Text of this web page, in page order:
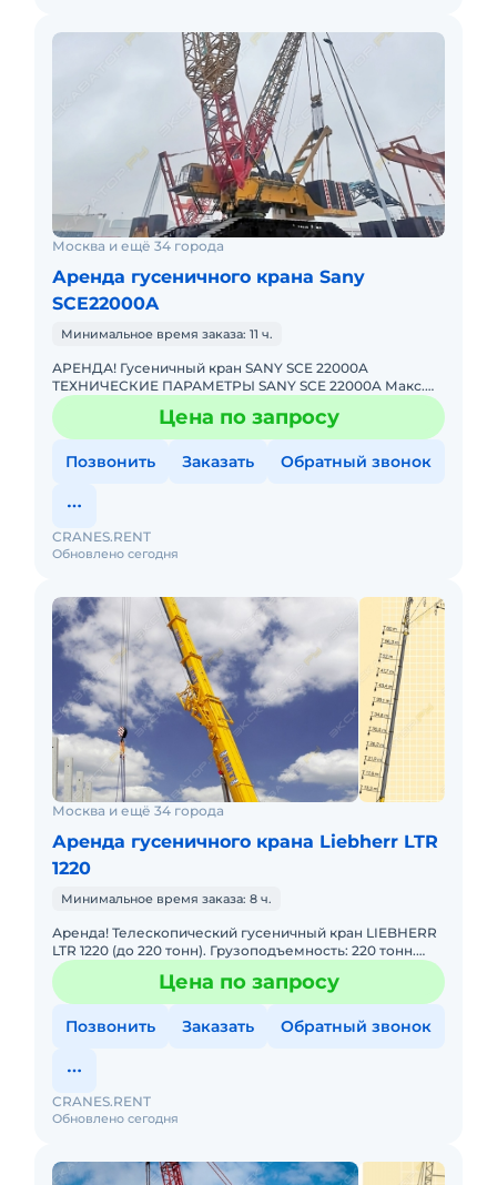
Москва и ещё 34 города
Аренда гусеничного крана Sany
SCE22000A
Минимальное время заказа: 11 ч.
АРЕНДА! Гусеничный кран SANY SCE 22000A
ТЕХНИЧЕСКИЕ ПАРАМЕТРЫ SANY SCE 22000A Макс.
грузоподъёмность: 2200 т Макс. высота подъёма: 216 м
Длина стрелы: 108 + 108Цена по запросу
Позвонить Заказать Обратный звонок
Обновлено сегодня
CRANES.RENT
Москва и ещё 34 города
Аренда гусеничного крана Liebherr LTR
1220
Минимальное время заказа: 8 ч.
Аренда! Телескопический гусеничный кран LIEBHERR
LTR 1220 (до 220 тонн). Грузоподъемность: 220 тонн.
Грузовой момент: 672 т/м Длина стрелы: 60 м + 43 м. В
Цена по запросу
Позвонить Заказать Обратный звонок
Обновлено сегодня
CRANES.RENT